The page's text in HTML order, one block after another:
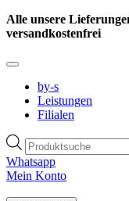
Zum
Inhalt
Alle unsere
versandkostenfrei
by-s
Leistungen
Filialen
Products
search
Whatsapp
Mein Konto